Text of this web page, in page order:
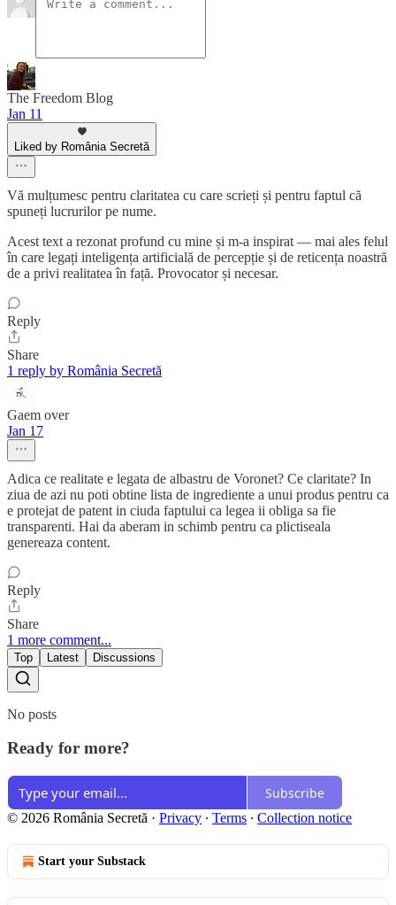
The Freedom Blog
Jan 11
Liked by România Secretă
Vă mulțumesc pentru claritatea cu care scrieți și pentru faptul că
spuneți lucrurilor pe nume.
Acest text a rezonat profund cu mine și m-a inspirat — mai ales felul
în care legați inteligența artificială de percepție și de reticența noastră
de a privi realitatea în față. Provocator și necesar.
Reply
Share
1 reply by România Secretă
Gaem over
Jan 17
Adica ce realitate e legata de albastru de Voronet? Ce claritate? In
ziua de azi nu poti obtine lista de ingrediente a unui produs pentru ca
e protejat de patent in ciuda faptului ca legea ii obliga sa fie
transparenti. Hai da aberam in schimb pentru ca plictiseala
genereaza content.
Reply
Share
1 more comment...
Top Latest Discussions
No posts
Ready for more?
Subscribe
© 2026 România Secretă · Privacy ∙ Terms ∙ Collection notice
Start your Substack